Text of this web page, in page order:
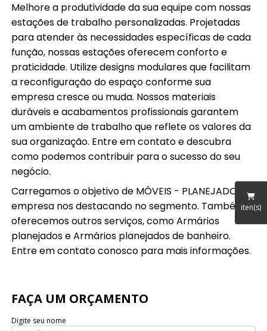
iten(s)
Melhore a produtividade da sua equipe com nossas
estações de trabalho personalizadas. Projetadas
para atender às necessidades específicas de cada
função, nossas estações oferecem conforto e
praticidade. Utilize designs modulares que facilitam
a reconfiguração do espaço conforme sua
empresa cresce ou muda. Nossos materiais
duráveis e acabamentos profissionais garantem
um ambiente de trabalho que reflete os valores da
sua organização. Entre em contato e descubra
como podemos contribuir para o sucesso do seu
negócio.
Carregamos o objetivo de MÓVEIS - PLANEJADOS, a
empresa nos destacando no segmento. Também
oferecemos outros serviços, como Armários
planejados e Armários planejados de banheiro.
Entre em contato conosco para mais informações.
FAÇA UM ORÇAMENTO
Digite seu nome